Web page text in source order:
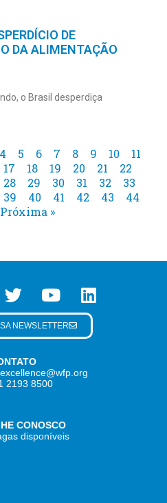
DE
DA ALIMENTAÇÃO
o Brasil desperdiça
4 5 6 7 8 9 10
11
17 18 19 20 21
22
28 29 30 31 32
33
39 40 41 42 43
44
Próxima »
2193 8500
CONOSCO
disponíveis
NEWSLETTER